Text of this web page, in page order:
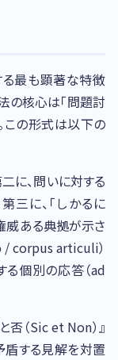
最も顕著な特徴
の核心は「問題討
この形式は以下の
に、問いに対する
三に、「しかるに
威ある典拠が示さ
/ corpus articuli）
る個別の応答（ad
否（Sic et Non）』
盾する見解を対置